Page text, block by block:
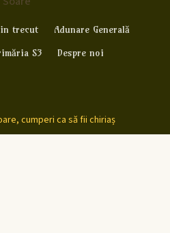
trecut
Adunare Generală
S3 Despre noi
cumperi ca să fii chiriaș